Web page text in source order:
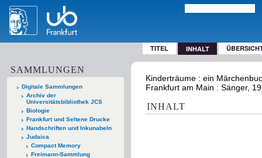
TITEL INHALT
SAMMLUNGEN
Digitale Sammlungen
Archiv der
Universitätsbibliothek JCS
Biologie
Frankfurt und Seltene Drucke
Handschriften und Inkunabeln
Judaica
Compact Memory
Freimann-Sammlung
Kinderträume : ein
Frankfurt am Main : Sänger,
INHALT